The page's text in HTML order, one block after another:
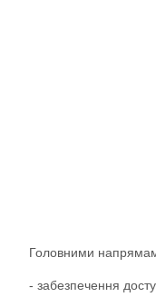
Головними
- забезпечення